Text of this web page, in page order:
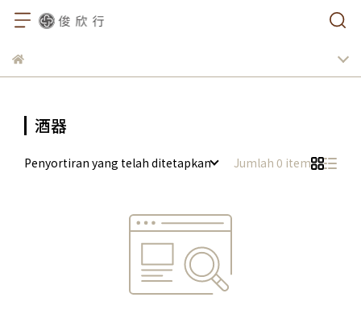
酒器
Penyortiran yang telah ditetapkan Jumlah 0 item